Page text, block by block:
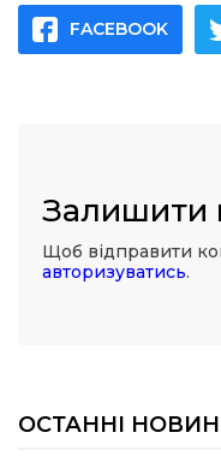
FACEBOOK
Залишити
Щоб відправити
авторизуватись.
ОСТАННІ